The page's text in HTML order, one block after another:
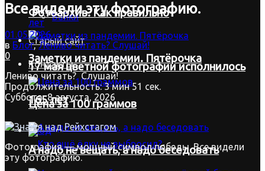
Байки
Старый сайт
Контакты
Суббота, 8 августа, 2026
Вход
Фотоархив. Как правильно
Заметки из пандемии. Пятёрочка
Цена за 100 граммов
А надо не вещать, а надо беседовать
17 мая цветной фотографии исполнилось
165 лет
Все видели эту фотографию.
01.05.2026
в Блог,Лениво читать? Слушай!
0
Лениво читать? Слушай!
Продолжительность:3 мин 51 сек.
Фотография — мощный символ победы. Все видели
эту фотографию.